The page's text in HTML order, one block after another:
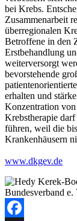
bei Krebs.
Zusammenarbeit
überregionalen
Betroffene in den
Erstbehandlung
weiterversorgt
bevorstehende
erhalten und
Konzentration von
Krebstherapie
führen, weil die
Krankenhäusern
www.dkgev.de